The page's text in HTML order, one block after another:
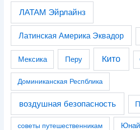
ЛАТАМ Эйрлайнз
Латинская Америка Эквадор
Мексика Перу Кито
Доминиканская Респблика
воздушная безопасность
советы путешественникам